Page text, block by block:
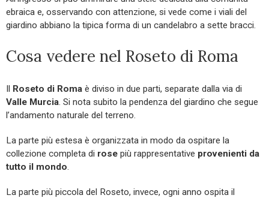
ebraica e, osservando con attenzione, si vede come i viali del
giardino abbiano la tipica forma di un candelabro a sette bracci.
Cosa vedere nel Roseto di Roma
Il Roseto di Roma è diviso in due parti, separate dalla via di
Valle Murcia. Si nota subito la pendenza del giardino che segue
l’andamento naturale del terreno.
La parte più estesa è organizzata in modo da ospitare la
collezione completa di rose più rappresentative provenienti da
tutto il mondo.
La parte più piccola del Roseto, invece, ogni anno ospita il